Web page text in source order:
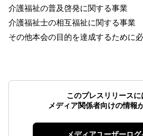
介護福祉の普及啓発に関する事業
介護福祉士の相互福祉に関する事業
その他本会の目的を達成するために
このプレスリリースに
メディア関係者向けの情報